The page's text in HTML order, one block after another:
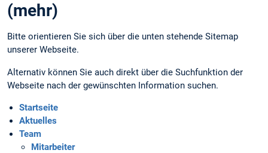
(mehr)
Bitte orientieren Sie sich über die unten stehende Sitemap
unserer Webseite.
Alternativ können Sie auch direkt über die Suchfunktion der
Webseite nach der gewünschten Information suchen.
Startseite
Aktuelles
Team
Mitarbeiter